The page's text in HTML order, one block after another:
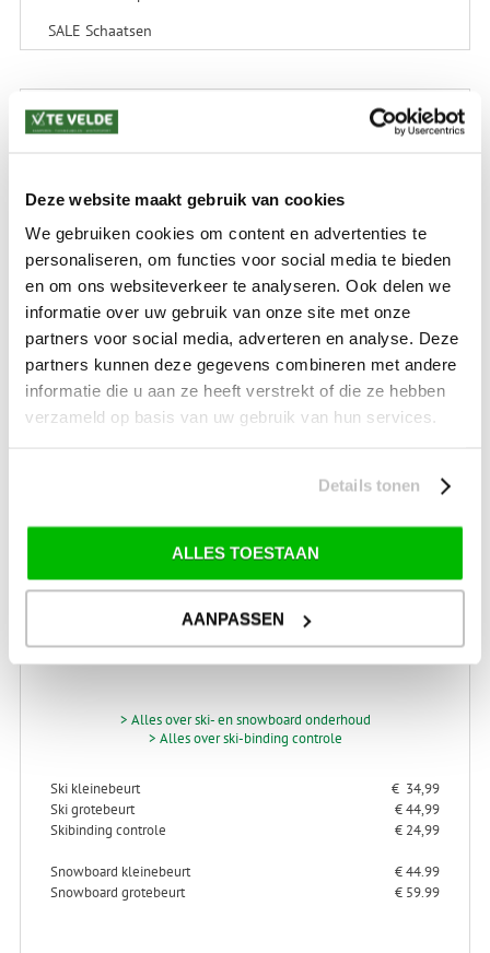
Deze website maakt gebruik van cookies
We gebruiken cookies om content en advertenties te
personaliseren, om functies voor social media te bieden
en om ons websiteverkeer te analyseren. Ook delen we
informatie over uw gebruik van onze site met onze
partners voor social media, adverteren en analyse. Deze
partners kunnen deze gegevens combineren met andere
informatie die u aan ze heeft verstrekt of die ze hebben
verzameld op basis van uw gebruik van hun services.
Details tonen
ALLES TOESTAAN
AANPASSEN
SALE Schaatsen
Levertijd: 2-4 werkdagen
*) Voor grotere pakketverzendingen en bijzondere (buitenland) bestemmingen kunnen
afwijkende tarieven en levertermijnen gelden. Deze staan vermeld bij de artikelen.
Kijk hier voor de ruilen-retourneren procedure
Waar is ons bedrijf gevestigd?
Drentse Poort 7
Nieuw Buinen (Stadskanaal)
+31 (0) 599-613946
info@tevelde.nl
SKI-SNOWBOARDONDERHOUD
> Alles over ski- en snowboard onderhoud
> Alles over ski-binding controle
Ski kleinebeurt
€ 34,99
Ski grotebeurt
€ 44,99
Skibinding controle
€ 24,99
Snowboard kleinebeurt
€ 44.99
Snowboard grotebeurt
€ 59.99